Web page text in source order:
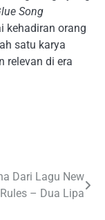
Song
kehadiran orang
satu karya
relevan di era
Dari Lagu New
Rules – Dua Lipa